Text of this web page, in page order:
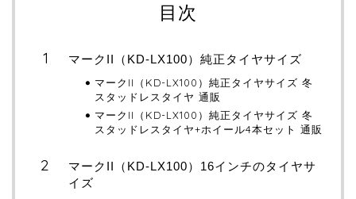
目次
マークII（KD-LX100）純正タイヤサイズ
マークII（KD-LX100）純正タイヤサイズ 冬
スタッドレスタイヤ 通販
マークII（KD-LX100）純正タイヤサイズ 冬
スタッドレスタイヤ+ホイール4本セット 通販
マークII（KD-LX100）16インチのタイヤサ
イズ